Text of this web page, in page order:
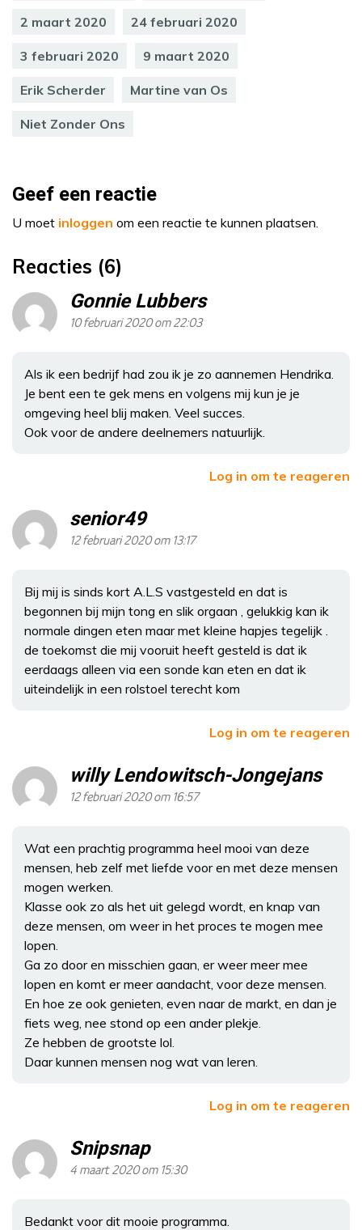
2 maart 2020 24 februari 2020
3 februari 2020 9 maart 2020
Erik Scherder Martine van Os
Niet Zonder Ons
Geef een reactie
U moet inloggen om een reactie te kunnen plaatsen.
Reacties (6)
Gonnie Lubbers
10 februari 2020 om 22:03
Als ik een bedrijf had zou ik je zo aannemen Hendrika.
Je bent een te gek mens en volgens mij kun je je
omgeving heel blij maken. Veel succes.
Ook voor de andere deelnemers natuurlijk.
Log in om te reageren
senior49
12 februari 2020 om 13:17
Bij mij is sinds kort A.L.S vastgesteld en dat is
begonnen bij mijn tong en slik orgaan , gelukkig kan ik
normale dingen eten maar met kleine hapjes tegelijk .
de toekomst die mij vooruit heeft gesteld is dat ik
eerdaags alleen via een sonde kan eten en dat ik
uiteindelijk in een rolstoel terecht kom
Log in om te reageren
willy Lendowitsch-Jongejans
12 februari 2020 om 16:57
Wat een prachtig programma heel mooi van deze
mensen, heb zelf met liefde voor en met deze mensen
mogen werken.
Klasse ook zo als het uit gelegd wordt, en knap van
deze mensen, om weer in het proces te mogen mee
lopen.
Ga zo door en misschien gaan, er weer meer mee
lopen en komt er meer aandacht, voor deze mensen.
En hoe ze ook genieten, even naar de markt, en dan je
fiets weg, nee stond op een ander plekje.
Ze hebben de grootste lol.
Daar kunnen mensen nog wat van leren.
Log in om te reageren
Snipsnap
4 maart 2020 om 15:30
Bedankt voor dit mooie programma.